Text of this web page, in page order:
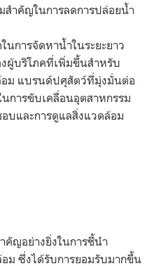
สำคัญในการลดการปล่อยน้ำ
การจัดหาน้ำในระยะยาว
ผู้บริโภคที่เพิ่มขึ้นสำหรับ
ม แบรนด์ปศุสัตว์ที่มุ่งมั่นต่อ
การขับเคลื่อนอุตสาหกรรม
บและการดูแลสิ่งแวดล้อม
คัญอย่างยิ่งในการชี้นำ
ม ซึ่งได้รับการยอมรับมากขึ้น